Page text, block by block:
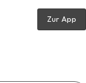
Zur App